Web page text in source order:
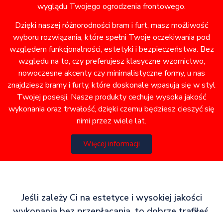
wyglądu Twojego ogrodzenia frontowego.
Dzięki naszej różnorodności bram i furt, masz możliwość
wyboru rozwiązania, które spełni Twoje oczekiwania pod
względem funkcjonalności, estetyki i bezpieczeństwa. Bez
względu na to, czy preferujesz klasyczne wzornictwo,
nowoczesne akcenty czy minimalistyczne formy, u nas
znajdziesz bramy i furty, które doskonale wpasują się w styl
Twojej posesji. Nasze produkty cechuje wysoka jakość
wykonania oraz trwałość, dzięki czemu będziesz cieszyć się
nimi przez wiele lat.
Więcej informacji
Jeśli zależy Ci na estetyce i wysokiej jakości